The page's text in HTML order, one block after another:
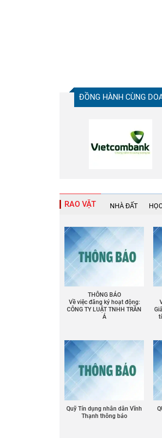
ĐỒNG HÀNH CÙNG
RAO VẶT NHÀ ĐẤT
THÔNG BÁO
Về việc đăng ký hoạt động:
CÔNG TY LUẬT TNHH TRẦN
Á
Quỹ Tín dụng nhân dân Vĩnh
Thạnh thông báo